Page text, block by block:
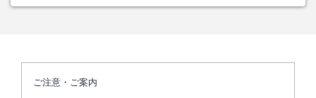
ご注意・ご案内